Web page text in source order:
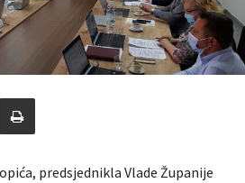
predsjednikla Vlade Županije